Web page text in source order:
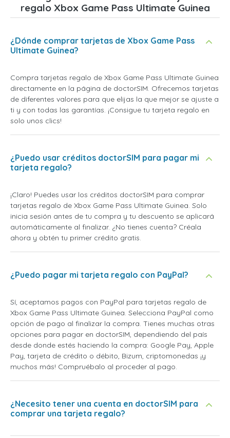
regalo Xbox Game Pass Ultimate Guinea
¿Dónde comprar tarjetas de Xbox Game Pass
Ultimate Guinea?
Compra tarjetas regalo de Xbox Game Pass Ultimate Guinea
directamente en la página de doctorSIM. Ofrecemos tarjetas
de diferentes valores para que elijas la que mejor se ajuste a
ti y con todas las garantías. ¡Consigue tu tarjeta regalo en
solo unos clics!
¿Puedo usar créditos doctorSIM para pagar mi
tarjeta regalo?
¡Claro! Puedes usar los créditos doctorSIM para comprar
tarjetas regalo de Xbox Game Pass Ultimate Guinea. Solo
inicia sesión antes de tu compra y tu descuento se aplicará
automáticamente al finalizar. ¿No tienes cuenta? Créala
ahora y obtén tu primer crédito gratis.
¿Puedo pagar mi tarjeta regalo con PayPal?
Sí, aceptamos pagos con PayPal para tarjetas regalo de
Xbox Game Pass Ultimate Guinea. Selecciona PayPal como
opción de pago al finalizar la compra. Tienes muchas otras
opciones para pagar en doctorSIM, dependiendo del país
desde donde estés haciendo la compra: Google Pay, Apple
Pay, tarjeta de crédito o débito, Bizum, criptomonedas ¡y
muchos más! Compruébalo al proceder al pago.
¿Necesito tener una cuenta en doctorSIM para
comprar una tarjeta regalo?